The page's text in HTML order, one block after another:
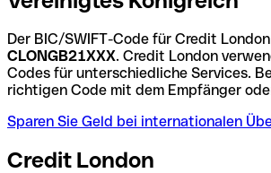
Der BIC/SWIFT-Code für Credit
CLONGB21XXX. Credit London
Codes für unterschiedliche Services.
richtigen Code mit dem Empfänger
Sparen Sie Geld bei internationalen
Credit London